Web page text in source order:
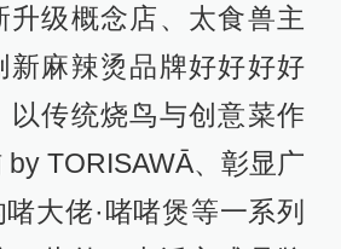
升级概念店、太食兽主
新麻辣烫品牌好好好好
以传统烧⻦与创意菜作
by TORISAWĀ、彰显广
大佬·啫啫煲等一系列